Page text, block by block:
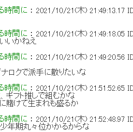
時間に ：2021/10/21(木) 21:49:13.17
時間に ：2021/10/21(木) 21:49:18.05
いかねえ
時間に ：2021/10/21(木) 21:49:20.56
ナロクで派手に散りたいな
時間に ：2021/10/21(木) 21:51:52.65
ギフト推しで組むかな
賭けて生まれも盛るか
時間に ：2021/10/21(木) 21:52:48.97
少年期丸々位かかるからな